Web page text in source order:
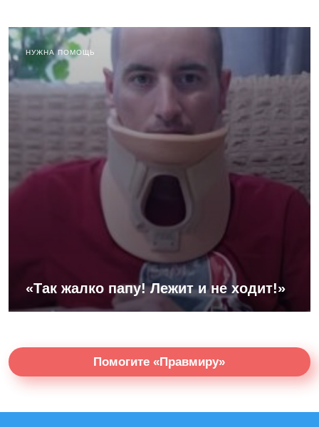
НУЖНА ПОМОЩЬ
«Так жалко папу! Лежит и не ходит!»
Помогите «Правмиру»